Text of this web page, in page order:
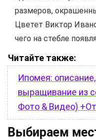
размеров,
Цветет Виктор
чего на стебле
Читайте также:
Ипомея:
выращивание из
Фото & Видео)
Выбираем